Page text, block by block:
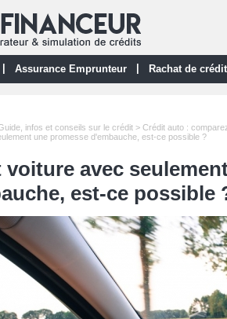
Assurance Emprunteur Rachat de
infos et conseils sur le crédit > Crédit auto :
une promesse d'embauche, est-ce possible ?
voiture avec
est-ce possible